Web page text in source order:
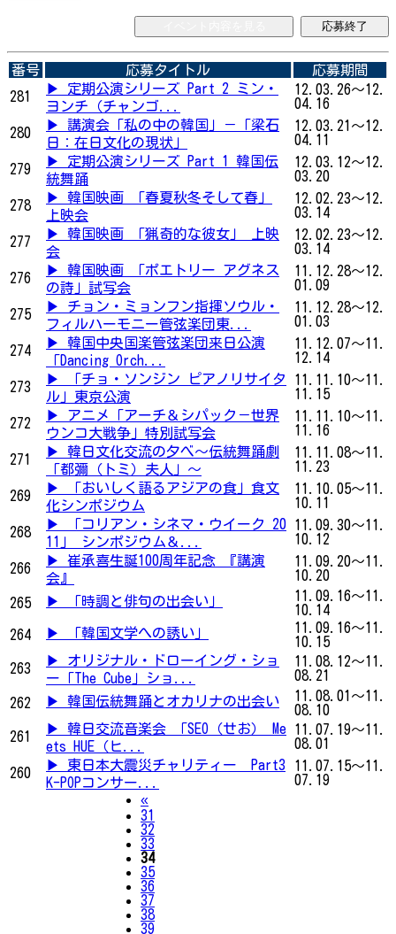
応募終了
番号 応募タイトル
応募期間
281
▶ 定期公演シリーズ Part 2 ミン・
ヨンチ（チャンゴ...
12.03.26～12.
04.16
280
▶ 講演会「私の中の韓国」－「梁石
日：在日文化の現状」
12.03.21～12.
04.11
279
▶ 定期公演シリーズ Part 1 韓国伝
統舞踊
12.03.12～12.
03.20
278
▶ 韓国映画 「春夏秋冬そして春」
上映会
12.02.23～12.
03.14
277
▶ 韓国映画 「猟奇的な彼女」 上映
会
12.02.23～12.
03.14
276
▶ 韓国映画 「ポエトリー アグネス
の詩」試写会
11.12.28～12.
01.09
275
▶ チョン・ミョンフン指揮ソウル・
フィルハーモニー管弦楽団東...
11.12.28～12.
01.03
274
▶ 韓国中央国楽管弦楽団来日公演
「Dancing Orch...
11.12.07～11.
12.14
273
▶ 「チョ・ソンジン ピアノリサイタ
ル」東京公演
11.11.10～11.
11.15
272
▶ アニメ「アーチ＆シパック－世界
ウンコ大戦争」特別試写会
11.11.10～11.
11.16
271
▶ 韓日文化交流の夕べ～伝統舞踊劇
「都彌（トミ）夫人」～
11.11.08～11.
11.23
269
▶ 「おいしく語るアジアの食」食文
化シンポジウム
11.10.05～11.
10.11
268
▶ 「コリアン・シネマ・ウイーク 20
11」 シンポジウム＆...
11.09.30～11.
10.12
266
▶ 崔承喜生誕100周年記念 『講演
会』
11.09.20～11.
10.20
265
▶ 「時調と俳句の出会い」
11.09.16～11.
10.14
264
▶ 「韓国文学への誘い」
11.09.16～11.
10.15
263
▶ オリジナル・ドローイング・ショ
ー「The Cube」ショ...
11.08.12～11.
08.21
262
▶ 韓国伝統舞踊とオカリナの出会い
11.08.01～11.
08.10
261
▶ 韓日交流音楽会 「SEO（せお） Me
ets HUE（ヒ...
11.07.19～11.
08.01
260
▶ 東日本大震災チャリティー Part3
K-POPコンサー...
11.07.15～11.
07.19
«Previous
31
32
33
34
35
36
37
38
39